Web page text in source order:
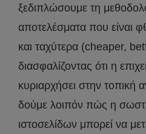
ξεδιπλώσουμε τη
αποτελέσματα που είναι
και ταχύτερα (cheaper,
διασφαλίζοντας ότι η
κυριαρχήσει στην
δούμε λοιπόν πώς η
ιστοσελίδων μπορεί να